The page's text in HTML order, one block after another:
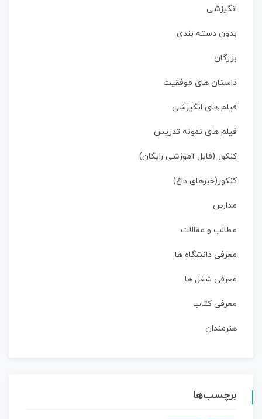
انگیزشی
بدون دسته بندی
بزرگان
داستان‌ های موفقیت
فیلم های انگیزشی
فیلم های نمونه تدریس
کنکور (فایل آموزشی رایگان)
کنکور(خبرهای داغ)
مدارس
مطالب و مقالات
معرفی دانشگاه ها
معرفی شغل ها
معرفی کتاب
هنرمندان
برچسب‌ها